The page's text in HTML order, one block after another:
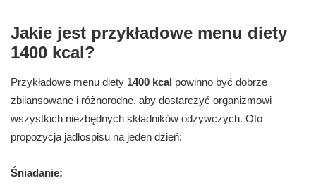
Jakie jest przykładowe menu diety
1400 kcal?
Przykładowe menu diety 1400 kcal powinno być dobrze
zbilansowane i różnorodne, aby dostarczyć organizmowi
wszystkich niezbędnych składników odżywczych. Oto
propozycja jadłospisu na jeden dzień:
Śniadanie: